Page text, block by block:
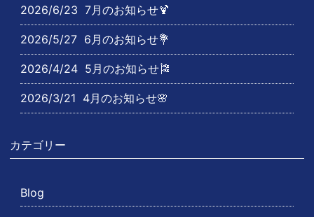
2026/6/23 7月のお知らせ🍹
2026/5/27 6月のお知らせ💐
2026/4/24 5月のお知らせ🎏
2026/3/21 4月のお知らせ🌸
カテゴリー
Blog